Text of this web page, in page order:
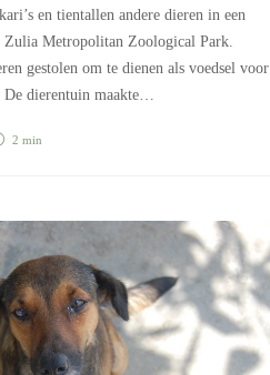
en tientallen andere dieren in een
Metropolitan Zoological Park.
gestolen om te dienen als voedsel voor
dierentuin maakte…
2 min